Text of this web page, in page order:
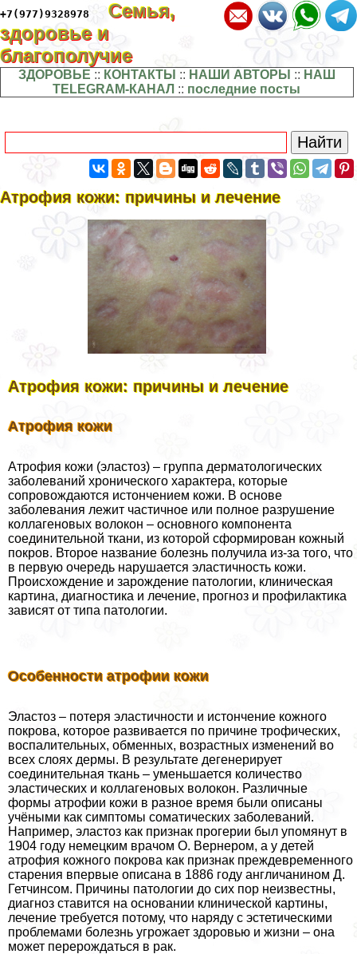
+7(977)9328978
Семья,
здоровье и
благополучие
ЗДОРОВЬЕ :: КОНТАКТЫ :: НАШИ АВТОРЫ :: НАШ
TELEGRAM-КАНАЛ :: последние посты
Атрофия кожи: причины и лечение
Атрофия кожи: причины и лечение
Атрофия кожи
Атрофия кожи (эластоз) – группа дерматологических
заболеваний хронического хаpaктера, которые
сопровождаются истончением кожи. В основе
заболевания лежит частичное или полное разрушение
коллагеновых волокон – основного компонента
соединительной ткани, из которой сформирован кожный
покров. Второе название болезнь получила из-за того, что
в первую очередь нарушается эластичность кожи.
Происхождение и зарождение патологии, клиническая
картина, диагностика и лечение, прогноз и профилактика
зависят от типа патологии.
Особенности атрофии кожи
Эластоз – потеря эластичности и истончение кожного
покрова, которое развивается по причине трофических,
воспалительных, обменных, возрастных изменений во
всех слоях дермы. В результате дегенерирует
соединительная ткань – уменьшается количество
эластических и коллагеновых волокон. Различные
формы атрофии кожи в разное время были описаны
учёными как симптомы соматических заболеваний.
Например, эластоз как признак прогерии был упомянут в
1904 году немецким врачом О. Вернером, а у детей
атрофия кожного покрова как признак преждевременного
старения впервые описана в 1886 году англичанином Д.
Гетчинсом. Причины патологии до сих пор неизвестны,
диагноз ставится на основании клинической картины,
лечение требуется потому, что наряду с эстетическими
проблемами болезнь угрожает здоровью и жизни – она
может перерождаться в paк.